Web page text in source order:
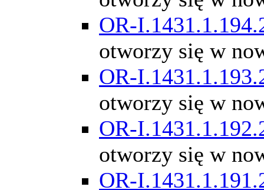
OR-
otworzy się w
OR-
otworzy się w
OR-
otworzy się w
OR-